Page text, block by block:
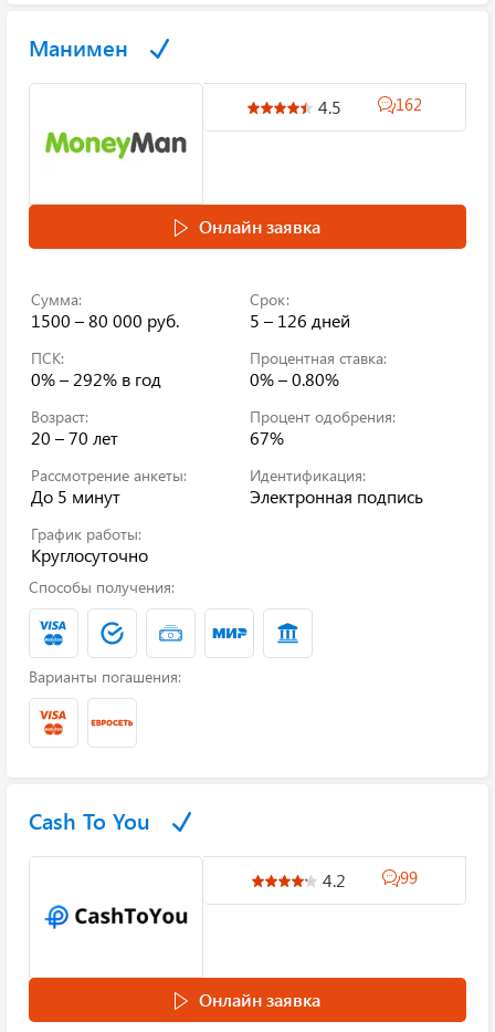
Манимен
4.5 162
Онлайн заявка
Сумма:
1500 – 80 000 руб.
Срок:
5 – 126 дней
ПСК:
0% – 292% в год
Процентная ставка:
0% – 0.80%
Возраст:
20 – 70 лет
Процент одобрения:
67%
Рассмотрение анкеты:
До 5 минут
Идентификация:
Электронная подпись
График работы:
Круглосуточно
Способы получения:
Варианты погашения:
Cash To You
4.2 99
Онлайн заявка